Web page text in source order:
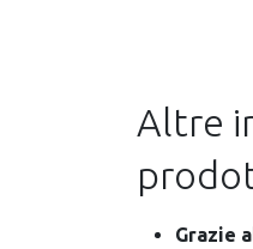
Altre
Grazie